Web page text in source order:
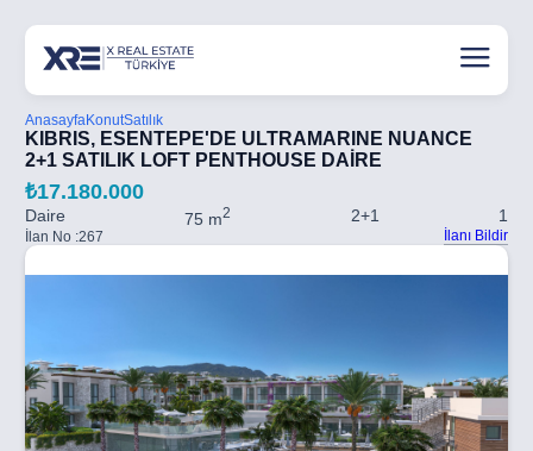
AnasayfaKonutSatılık
KIBRIS, ESENTEPE'DE ULTRAMARINE NUANCE
2+1 SATILIK LOFT PENTHOUSE DAİRE
₺17.180.000
Daire 75 m2 2+1 1
İlan No :267 İlanı Bildir